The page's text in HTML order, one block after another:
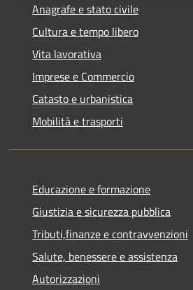
Anagrafe e stato civile
Cultura e tempo libero
Vita lavorativa
Imprese e Commercio
Catasto e urbanistica
Mobilità e trasporti
Educazione e formazione
Giustizia e sicurezza pubblica
Tributi,finanze e contravvenzioni
Salute, benessere e assistenza
Autorizzazioni